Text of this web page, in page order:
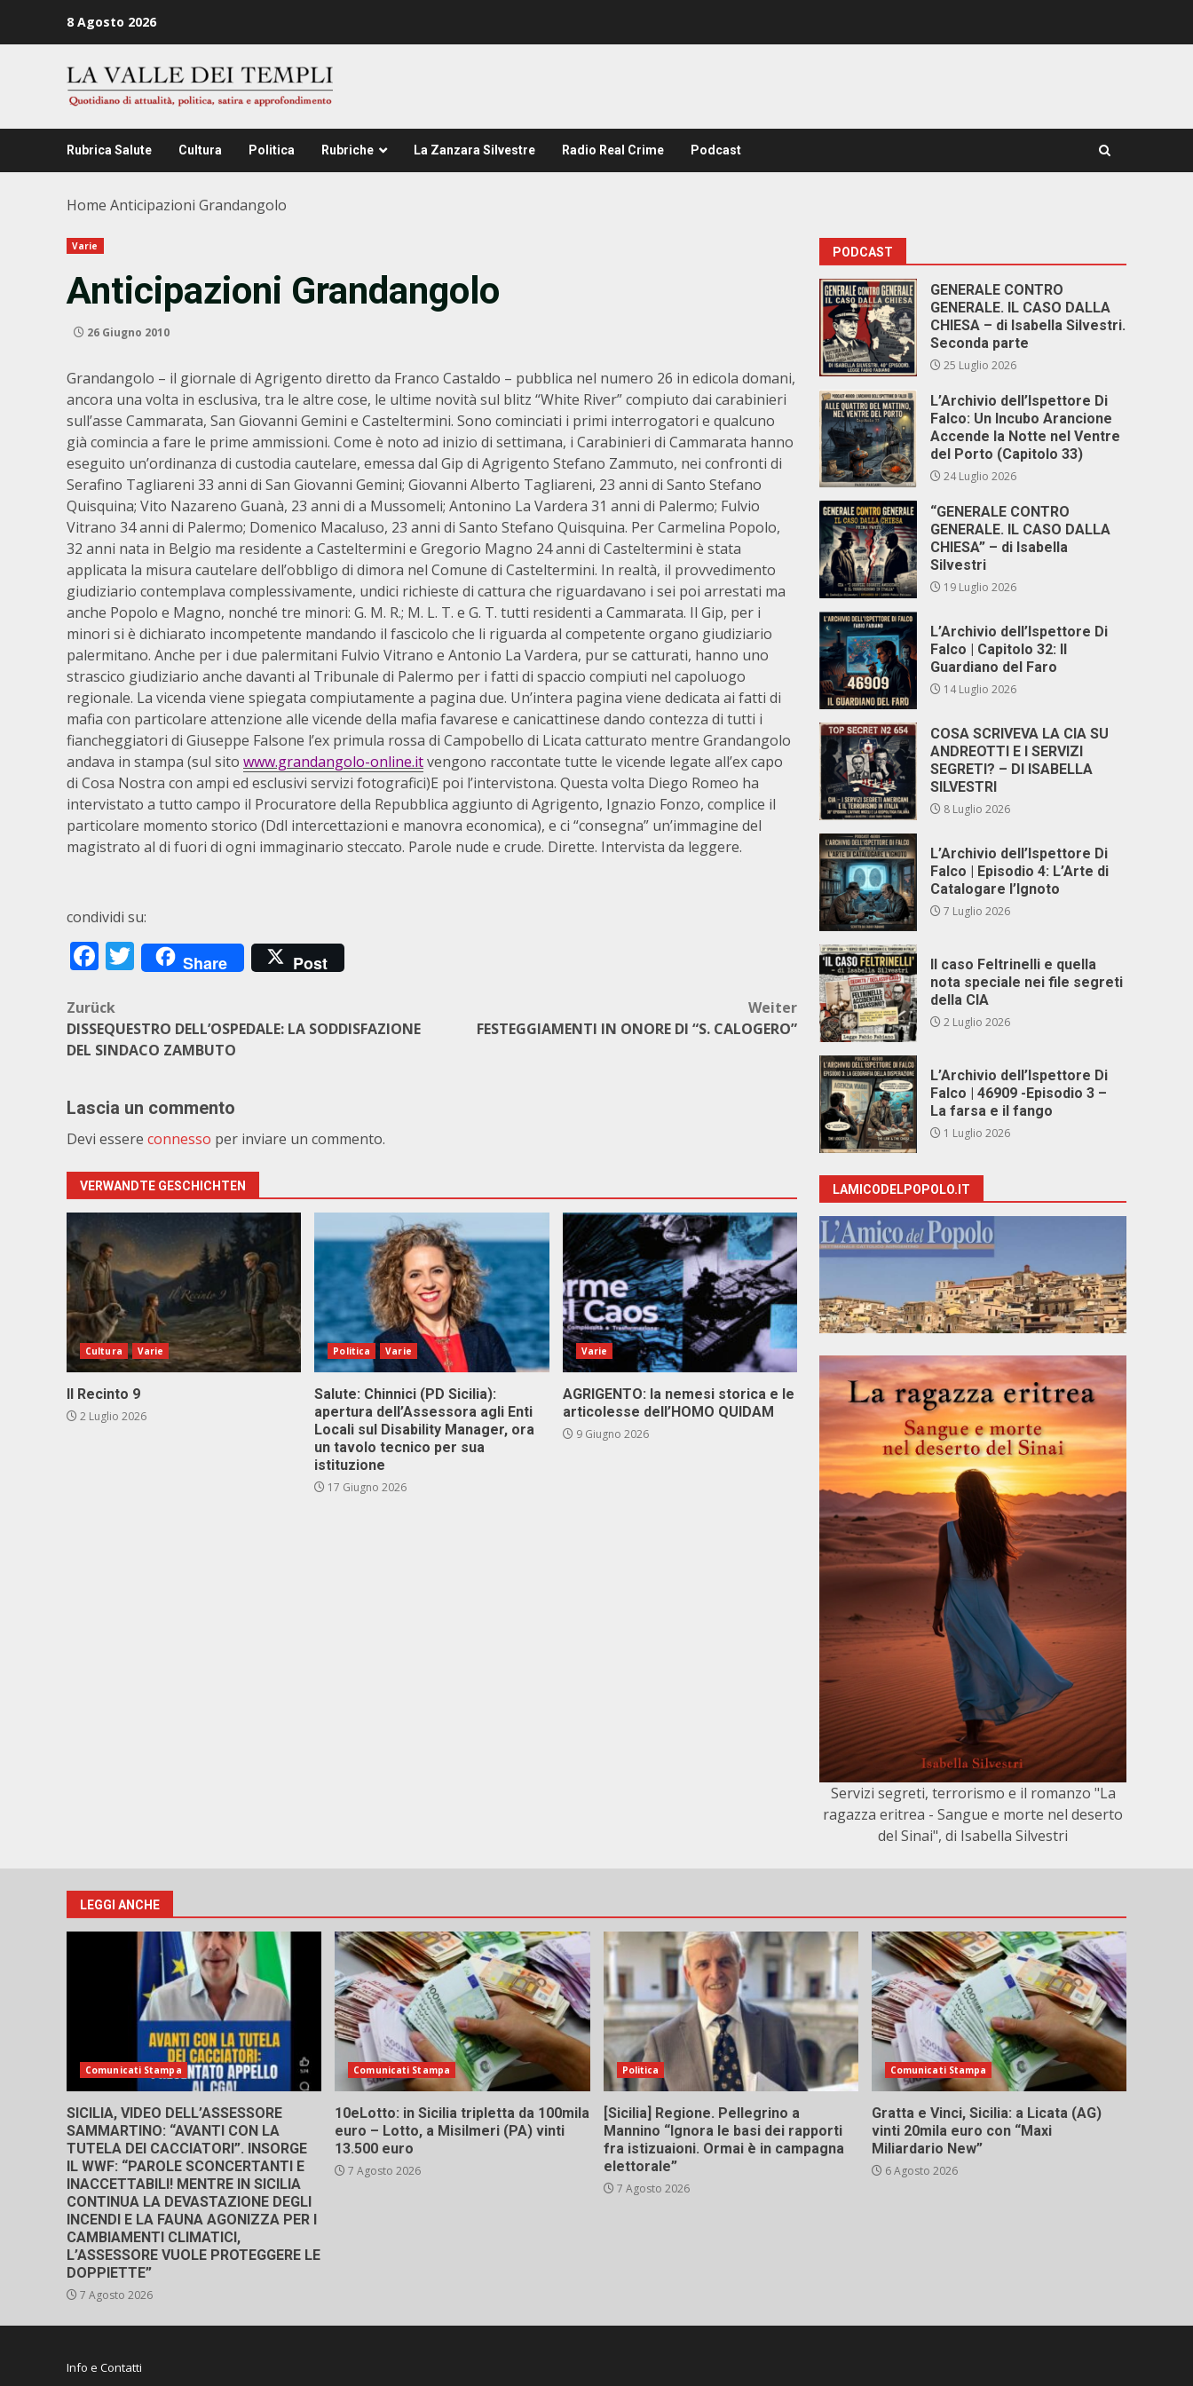
8 Agosto 2026
Rubrica Salute Cultura Politica Rubriche La Zanzara Silvestre Radio Real Crime Podcast
Home Anticipazioni Grandangolo
Varie
Anticipazioni Grandangolo
26 Giugno 2010
Grandangolo – il giornale di Agrigento diretto da Franco Castaldo – pubblica nel numero 26 in edicola domani,
ancora una volta in esclusiva, tra le altre cose, le ultime novità sul blitz “White River” compiuto dai carabinieri
sull’asse Cammarata, San Giovanni Gemini e Casteltermini. Sono cominciati i primi interrogatori e qualcuno
già comincia a fare le prime ammissioni. Come è noto ad inizio di settimana, i Carabinieri di Cammarata hanno
eseguito un’ordinanza di custodia cautelare, emessa dal Gip di Agrigento Stefano Zammuto, nei confronti di
Serafino Tagliareni 33 anni di San Giovanni Gemini; Giovanni Alberto Tagliareni, 23 anni di Santo Stefano
Quisquina; Vito Nazareno Guanà, 23 anni di a Mussomeli; Antonino La Vardera 31 anni di Palermo; Fulvio
Vitrano 34 anni di Palermo; Domenico Macaluso, 23 anni di Santo Stefano Quisquina. Per Carmelina Popolo,
32 anni nata in Belgio ma residente a Casteltermini e Gregorio Magno 24 anni di Casteltermini è stata
applicata la misura cautelare dell’obbligo di dimora nel Comune di Casteltermini. In realtà, il provvedimento
giudiziario contemplava complessivamente, undici richieste di cattura che riguardavano i sei poi arrestati ma
anche Popolo e Magno, nonché tre minori: G. M. R.; M. L. T. e G. T. tutti residenti a Cammarata. Il Gip, per i
minori si è dichiarato incompetente mandando il fascicolo che li riguarda al competente organo giudiziario
palermitano. Anche per i due palermitani Fulvio Vitrano e Antonio La Vardera, pur se catturati, hanno uno
strascico giudiziario anche davanti al Tribunale di Palermo per i fatti di spaccio compiuti nel capoluogo
regionale. La vicenda viene spiegata compiutamente a pagina due. Un’intera pagina viene dedicata ai fatti di
mafia con particolare attenzione alle vicende della mafia favarese e canicattinese dando contezza di tutti i
fiancheggiatori di Giuseppe Falsone l’ex primula rossa di Campobello di Licata catturato mentre Grandangolo
andava in stampa (sul sito www.grandangolo-online.itvengono raccontate tutte le vicende legate all’ex capo
di Cosa Nostra con ampi ed esclusivi servizi fotografici)E poi l’intervistona. Questa volta Diego Romeo ha
intervistato a tutto campo il Procuratore della Repubblica aggiunto di Agrigento, Ignazio Fonzo, complice il
particolare momento storico (Ddl intercettazioni e manovra economica), e ci “consegna” un’immagine del
magistrato al di fuori di ogni immaginario steccato. Parole nude e crude. Dirette. Intervista da leggere.
condividi su:
Facebook
Twitter
Share Post
Beitragsnavigation
Zurück
DISSEQUESTRO DELL’OSPEDALE: LA SODDISFAZIONE
DEL SINDACO ZAMBUTO
Weiter
FESTEGGIAMENTI IN ONORE DI “S. CALOGERO”
Lascia un commento
Devi essere connesso per inviare un commento.
VERWANDTE GESCHICHTEN
Cultura Varie
Il Recinto 9
2 Luglio 2026
Politica Varie
Salute: Chinnici (PD Sicilia):
apertura dell’Assessora agli Enti
Locali sul Disability Manager, ora
un tavolo tecnico per sua
istituzione
17 Giugno 2026
Varie
AGRIGENTO: la nemesi storica e le
articolesse dell’HOMO QUIDAM
9 Giugno 2026
PODCAST
GENERALE CONTRO
GENERALE. IL CASO DALLA
CHIESA – di Isabella Silvestri.
Seconda parte
25 Luglio 2026
L’Archivio dell’Ispettore Di
Falco: Un Incubo Arancione
Accende la Notte nel Ventre
del Porto (Capitolo 33)
24 Luglio 2026
“GENERALE CONTRO
GENERALE. IL CASO DALLA
CHIESA” – di Isabella
Silvestri
19 Luglio 2026
L’Archivio dell’Ispettore Di
Falco | Capitolo 32: Il
Guardiano del Faro
14 Luglio 2026
COSA SCRIVEVA LA CIA SU
ANDREOTTI E I SERVIZI
SEGRETI? – DI ISABELLA
SILVESTRI
8 Luglio 2026
L’Archivio dell’Ispettore Di
Falco | Episodio 4: L’Arte di
Catalogare l’Ignoto
7 Luglio 2026
Il caso Feltrinelli e quella
nota speciale nei file segreti
della CIA
2 Luglio 2026
L’Archivio dell’Ispettore Di
Falco | 46909 -Episodio 3 –
La farsa e il fango
1 Luglio 2026
LAMICODELPOPOLO.IT
Servizi segreti, terrorismo e il romanzo "La
ragazza eritrea - Sangue e morte nel deserto
del Sinai", di Isabella Silvestri
LEGGI ANCHE
Comunicati Stampa
SICILIA, VIDEO DELL’ASSESSORE
SAMMARTINO: “AVANTI CON LA
TUTELA DEI CACCIATORI”. INSORGE
IL WWF: “PAROLE SCONCERTANTI E
INACCETTABILI! MENTRE IN SICILIA
CONTINUA LA DEVASTAZIONE DEGLI
INCENDI E LA FAUNA AGONIZZA PER I
CAMBIAMENTI CLIMATICI,
L’ASSESSORE VUOLE PROTEGGERE LE
DOPPIETTE”
7 Agosto 2026
Comunicati Stampa
10eLotto: in Sicilia tripletta da 100mila
euro – Lotto, a Misilmeri (PA) vinti
13.500 euro
7 Agosto 2026
Politica
[Sicilia] Regione. Pellegrino a
Mannino “Ignora le basi dei rapporti
fra istizuaioni. Ormai è in campagna
elettorale”
7 Agosto 2026
Comunicati Stampa
Gratta e Vinci, Sicilia: a Licata (AG)
vinti 20mila euro con “Maxi
Miliardario New”
6 Agosto 2026
Info e Contatti